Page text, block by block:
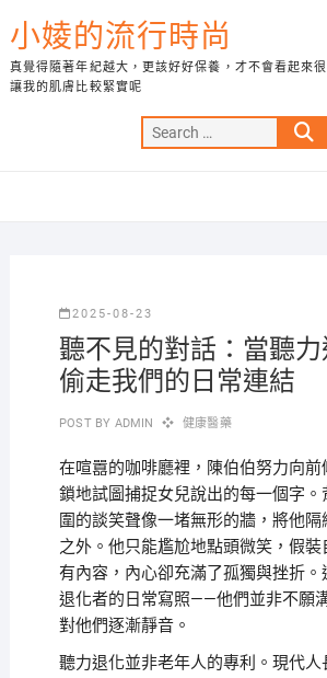
to
content
小婈的流行時尚
真覺得隨著年紀越大，更該好好保養，才不會看起來
讓我的肌膚比較緊實呢
Search
…
2025-08-23
聽不見的對話：當聽
偷走我們的日常連結
POST BY ADMIN 健康醫藥
在喧囂的咖啡廳裡，陳伯伯努力向前
鎖地試圖捕捉女兒說出的每一個字。
圍的談笑聲像一堵無形的牆，將他
之外。他只能尷尬地點頭微笑，假
有內容，內心卻充滿了孤獨與挫折。
退化者的日常寫照——他們並非不願
對他們逐漸靜音。
聽力退化並非老年人的專利。現代人